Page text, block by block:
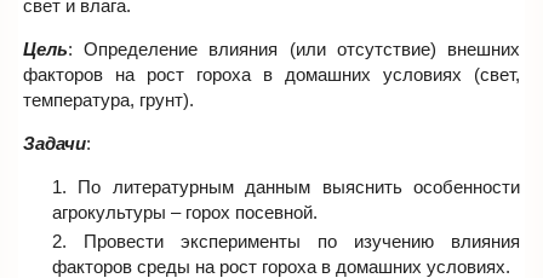
свет и влага.
Цель: Определение влияния (или отсутствие) внешних
факторов на рост гороха в домашних условиях (свет,
температура, грунт).
Задачи:
По литературным данным выяснить особенности
агрокультуры – горох посевной.
Провести эксперименты по изучению влияния
факторов среды на рост гороха в домашних условиях.